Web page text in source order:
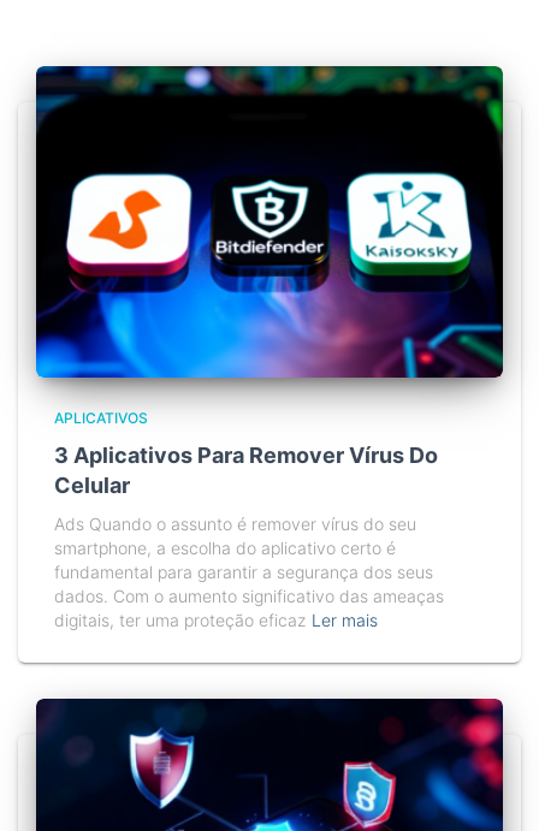
APLICATIVOS
3 Aplicativos Para Remover Vírus Do
Celular
Ads Quando o assunto é remover vírus do seu
smartphone, a escolha do aplicativo certo é
fundamental para garantir a segurança dos seus
dados. Com o aumento significativo das ameaças
digitais, ter uma proteção eficaz Ler mais